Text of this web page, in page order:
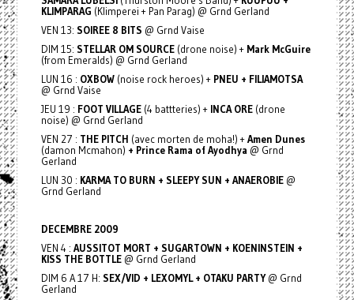
KLIMPARAG (Klimperei + Pan Parag) @ Grnd Gerland
VEN 13: SOIREE 8 BITS @ Grnd Vaise
DIM 15: STELLAR OM SOURCE(drone noise) + Mark McGuire
(from Emeralds) @ Grnd Gerland
LUN 16 : OXBOW(noise rock heroes) + PNEU + FILIAMOTSA
@ Grnd Vaise
JEU 19 : FOOT VILLAGE (4 battteries) + INCA ORE(drone
noise) @ Grnd Gerland
VEN 27 : THE PITCH (avec morten de moha!) +Amen Dunes
(damon Mcmahon) + Prince Rama of Ayodhya @ Grnd
Gerland
LUN 30 : KARMA TO BURN + SLEEPY SUN + ANAEROBIE @
Grnd Gerland
DECEMBRE2009
VEN 4 : AUSSITOT MORT + SUGARTOWN + KOENINSTEIN +
KISS THE BOTTLE@ Grnd Gerland
DIM 6 A 17 H: SEX/VID + LEXOMYL + OTAKU PARTY@ Grnd
Gerland